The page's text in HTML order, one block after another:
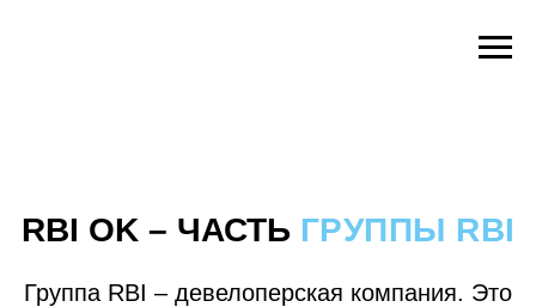
RBI OK – ЧАСТЬ ГРУППЫ RBI
Группа RBI – девелоперская компания. Это